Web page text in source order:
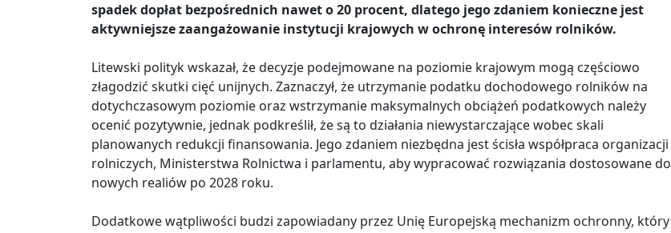
spadek dopłat bezpośrednich nawet o 20 procent, dlatego jego zdaniem konieczne jest
aktywniejsze zaangażowanie instytucji krajowych w ochronę interesów rolników.
Litewski polityk wskazał, że decyzje podejmowane na poziomie krajowym mogą częściowo
złagodzić skutki cięć unijnych. Zaznaczył, że utrzymanie podatku dochodowego rolników na
dotychczasowym poziomie oraz wstrzymanie maksymalnych obciążeń podatkowych należy
ocenić pozytywnie, jednak podkreślił, że są to działania niewystarczające wobec skali
planowanych redukcji finansowania. Jego zdaniem niezbędna jest ścisła współpraca organizacji
rolniczych, Ministerstwa Rolnictwa i parlamentu, aby wypracować rozwiązania dostosowane do
nowych realiów po 2028 roku.
Dodatkowe wątpliwości budzi zapowiadany przez Unię Europejską mechanizm ochronny, który